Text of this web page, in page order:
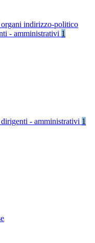
indirizzo-politico
- amministrativi 1
- amministrativi 1